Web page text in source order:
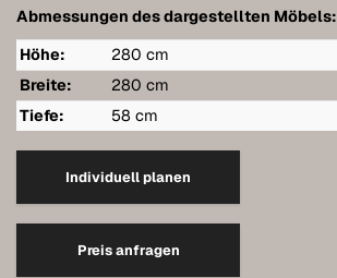
Abmessungen des dargestellten Möbels:
Höhe:
280 cm
Breite:
280 cm
Tiefe:
58 cm
Individuell planen
Preis anfragen
Kommoden
Regale
Sideboards
Wandschränke
Referenzen